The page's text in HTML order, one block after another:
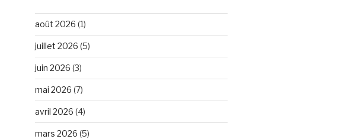
août 2026 (1)
juillet 2026 (5)
juin 2026 (3)
mai 2026 (7)
avril 2026 (4)
mars 2026 (5)